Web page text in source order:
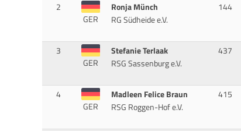
2
GER
Ronja Münch
RG Südheide e.V.
144
3
GER
Stefanie Terlaak
RSG Sassenburg e.V.
437
4
GER
Madleen Felice Braun
RSG Roggen-Hof e.V.
415